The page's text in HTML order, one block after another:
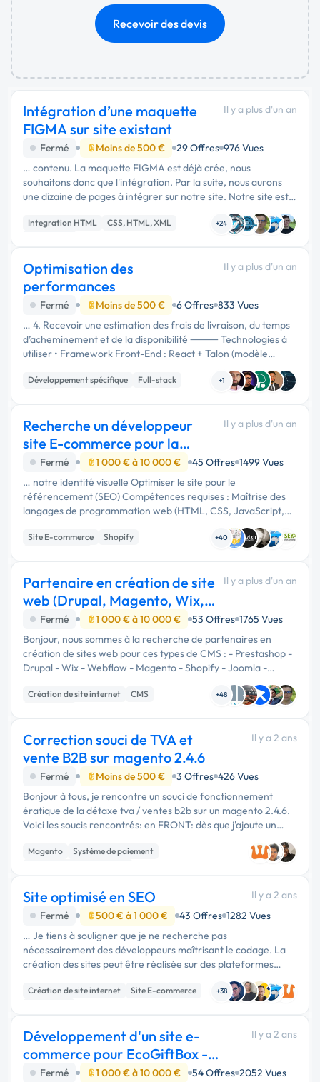
Recevoir des devis
Intégration d’une maquette
FIGMA sur site existant
Il y a plus d'un an
Fermé Moins de 500 € 29 Offres 976 Vues
… contenu. La maquette FIGMA est déjà crée, nous
souhaitons donc que l'intégration. Par la suite, nous aurons
une dizaine de pages à intégrer sur notre site. Notre site est
Integration HTML
CSS, HTML, XML
+24
Optimisation des
performances
Il y a plus d'un an
Fermé Moins de 500 € 6 Offres 833 Vues
… 4. Recevoir une estimation des frais de livraison, du temps
d’acheminement et de la disponibilité ⸻ Technologies à
utiliser • Framework Front-End : React + Talon (modèle
d’architecture recommandé par Magento / PWA Studio) •
Back-End suggéré : …
Développement spécifique
Full-stack
+1
Recherche un développeur
site E-commerce pour la
vente de produits de
Il y a plus d'un an
Fermé 1 000 € à 10 000 € 45 Offres 1499 Vues
… notre identité visuelle Optimiser le site pour le
référencement (SEO) Compétences requises : Maîtrise des
langages de programmation web (HTML, CSS, JavaScript,
etc.) Expérience avec des plateformes e-commerce (Shopify,
WooCommerce, Magento, …
Site E-commerce
Shopify
+40
Partenaire en création de site
web (Drupal, Magento, Wix,
Prestashop)
Il y a plus d'un an
Fermé 1 000 € à 10 000 € 53 Offres 1765 Vues
Bonjour, nous sommes à la recherche de partenaires en
création de sites web pour ces types de CMS : - Prestashop -
Drupal - Wix - Webflow - Magento - Shopify - Joomla -
Salesforce - Woocommerce Pour vous sélectionner afin de
faire une visio : - …
Création de site internet
CMS
+48
Correction souci de TVA et
vente B2B sur magento 2.4.6
Il y a 2 ans
Fermé Moins de 500 € 3 Offres 426 Vues
Bonjour à tous, je rencontre un souci de fonctionnement
ératique de la détaxe tva / ventes b2b sur un magento 2.4.6.
Voici les soucis rencontrés: en FRONT: dès que j'ajoute un
numéro de tva, on dirait qu'il y a un processus de vérification
…Magento
Système de paiement
Site optimisé en SEO
Il y a 2 ans
Fermé
500 € à 1 000 € 43 Offres 1282 Vues
… Je tiens à souligner que je ne recherche pas
nécessairement des développeurs maîtrisant le codage. La
création des sites peut être réalisée sur des plateformes
comme Wix, Squarespace, WooCommerce, BigCommerce,
Magento, Weebly, ou Shopify, …
Création de site internet
Site E-commerce
+38
Développement d'un site e-
commerce pour EcoGiftBox -
Cadeaux durables
Il y a 2 ans
Fermé 1 000 € à 10 000 € 54 Offres 2052 Vues